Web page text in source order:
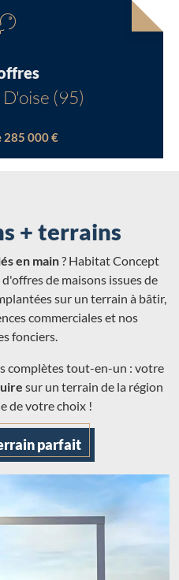
(95)
285 000 €
+ terrains
en main? Habitat Concept
de maisons issues de
sur un terrain à bâtir,
commerciales et nos
fonciers.
complètes tout-en-un : votre
sur un terrain de la région
de votre choix !
parfait